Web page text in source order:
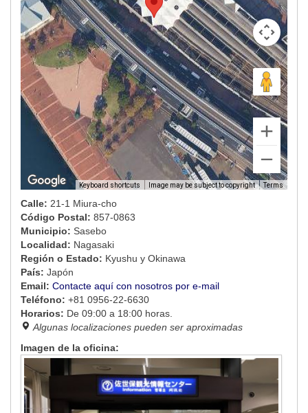
Keyboard shortcuts Image may be subject to copyright Terms
Calle: 21-1 Miura-cho
Código Postal: 857-0863
Municipio: Sasebo
Localidad: Nagasaki
Región o Estado: Kyushu y Okinawa
País: Japón
Email: Contacte aquí con nosotros por e-mail
Teléfono: +81 0956-22-6630
Horarios: De 09:00 a 18:00 horas.
Algunas localizaciones pueden ser aproximadas
Imagen de la oficina: